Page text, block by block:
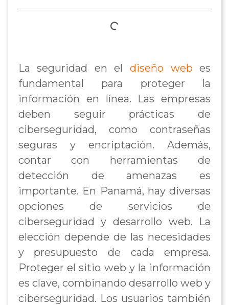
La seguridad en eldiseño webes
fundamental para proteger la
información en línea. Las empresas
deben seguir prácticas de
ciberseguridad, como contraseñas
seguras y encriptación. Además,
contar con herramientas de
detección de amenazas es
importante. En Panamá, hay diversas
opciones de servicios de
ciberseguridad y desarrollo web. La
elección depende de las necesidades
y presupuesto de cada empresa.
Proteger el sitio web y la información
es clave, combinando desarrollo web y
ciberseguridad. Los usuarios también